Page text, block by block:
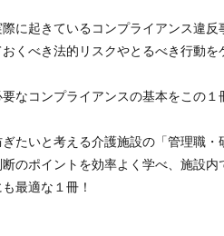
に起きているコンプライアンス違反
くべき法的リスクやとるべき行動を
なコンプライアンスの基本をこの１
ぎたいと考える介護施設の「管理職・
のポイントを効率よく学べ、施設内
最適な１冊！